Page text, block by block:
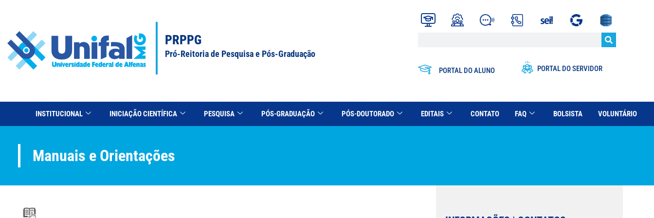
PRPPG
Pró-Reitoria de Pesquisa e Pós-Graduação
PORTAL DO ALUNO PORTAL DO SERVIDOR
INSTITUCIONAL INICIAÇÃO CIENTÍFICA PESQUISA PÓS-GRADUAÇÃO PÓS-DOUTORADO EDITAIS CONTATO FAQ BOLSISTA VOLUNTÁRIO
Manuais e Orientações